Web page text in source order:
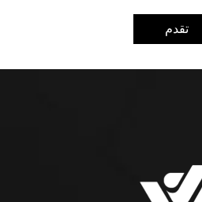
تقدم